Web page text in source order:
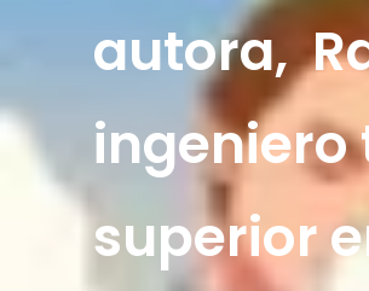
autora,
ingeniero
superior